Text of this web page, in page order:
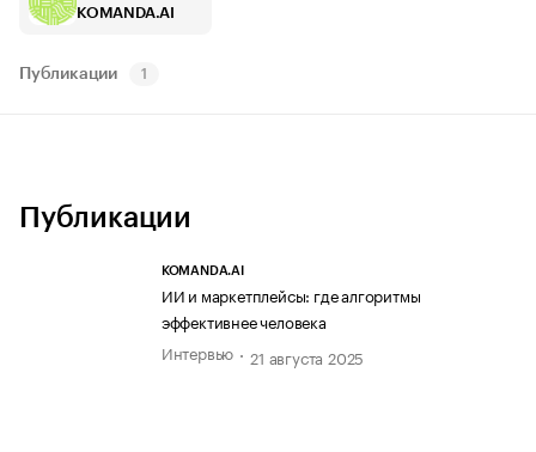
KOMANDA.AI
Публикации 1
Публикации
KOMANDA.AI
ИИ и маркетплейсы: где алгоритмы
эффективнее человека
Интервью
21 августа 2025